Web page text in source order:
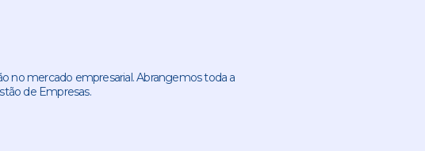
no mercado empresarial. Abrangemos toda a
de Empresas.